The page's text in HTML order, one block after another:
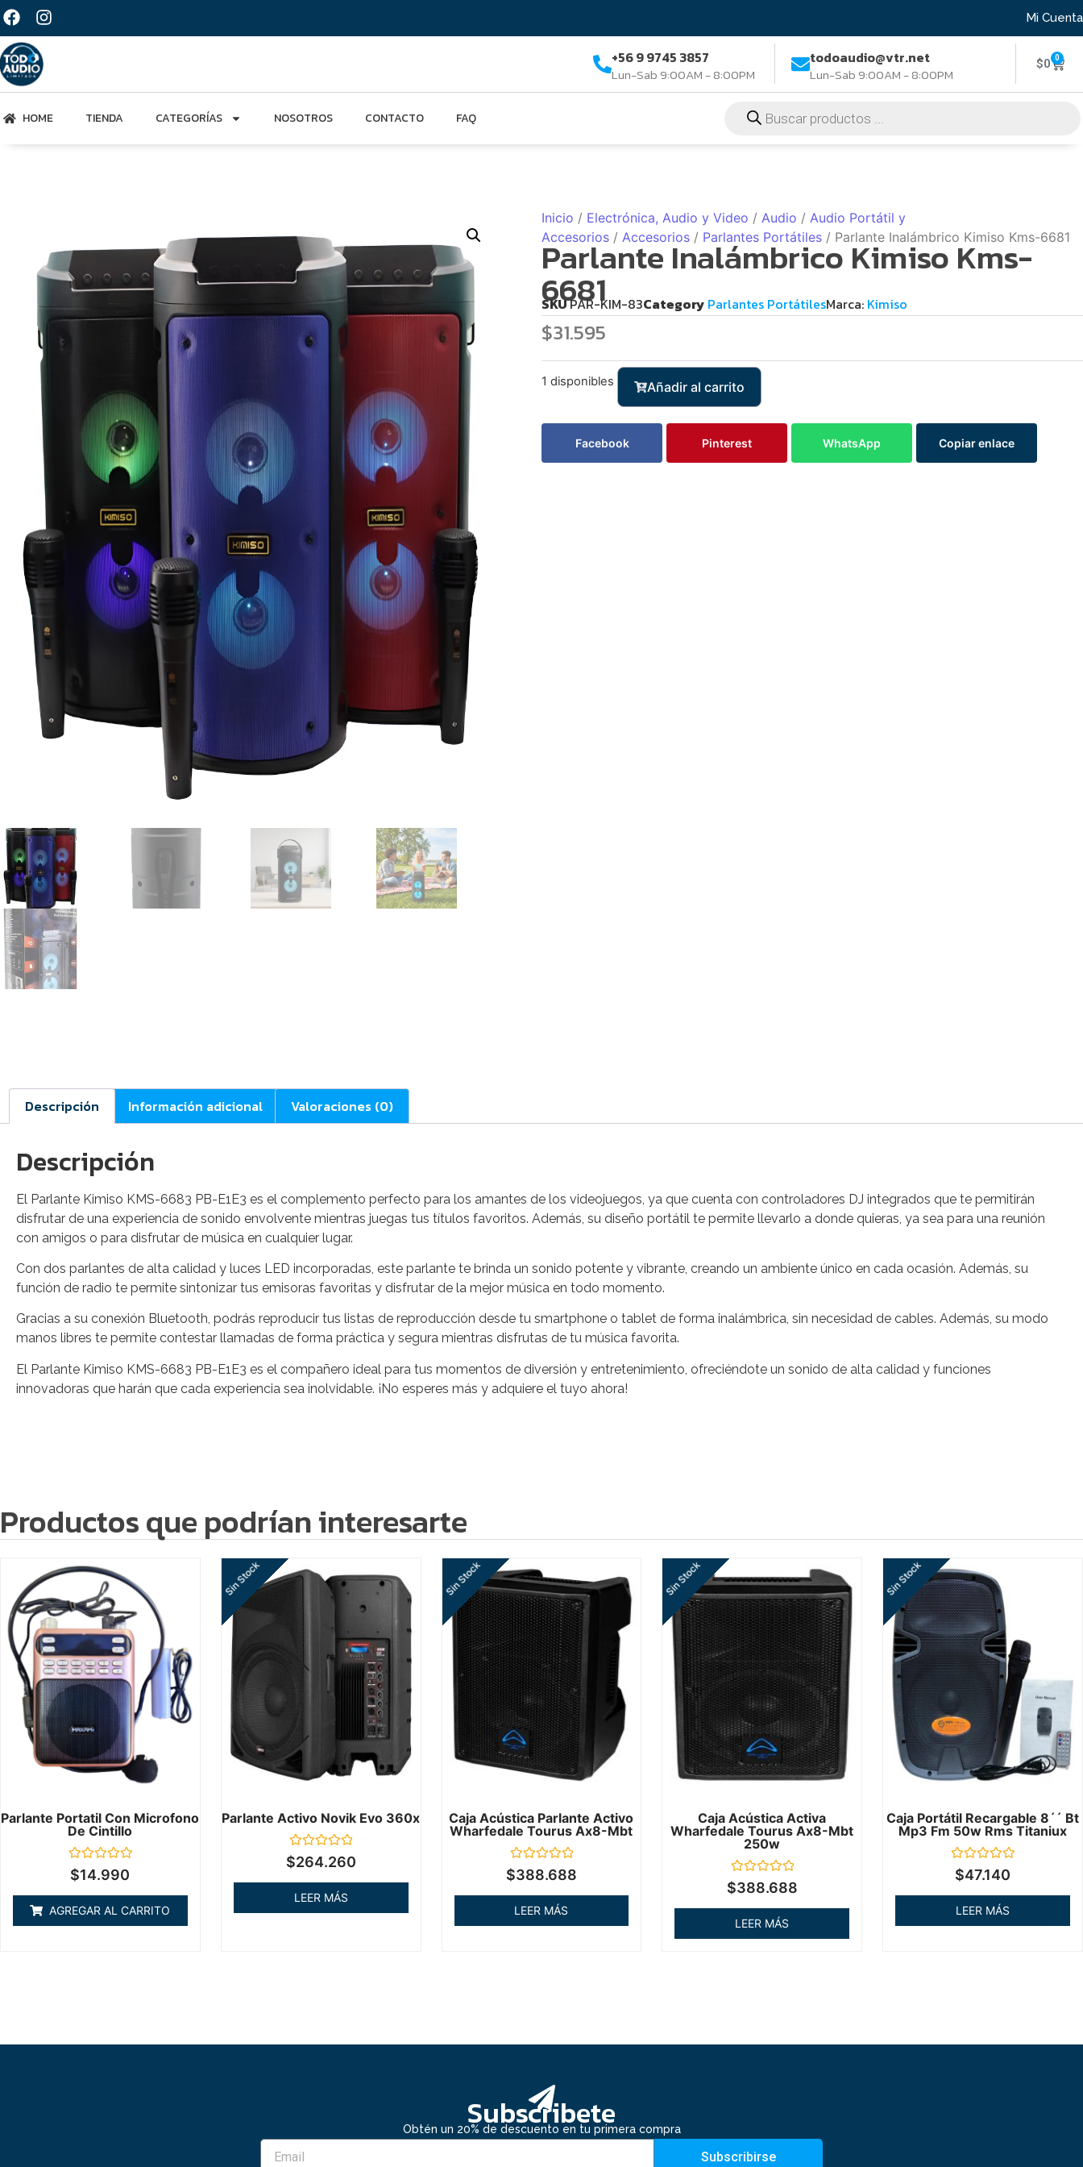
Mi Cuenta
+56 9 9745 3857
Lun-Sab 9:00AM - 8:00PM
todoaudio@vtr.net
Lun-Sab 9:00AM - 8:00PM
$0 0
HOME TIENDA CATEGORÍAS NOSOTROS CONTACTO FAQ
Inicio / Electrónica, Audio y Video / Audio / Audio Portátil y
Accesorios / Accesorios / Parlantes Portátiles / Parlante Inalámbrico Kimiso Kms-6681
Parlante Inalámbrico Kimiso Kms-
6681
SKUPAR-KIM-83Category Parlantes PortátilesMarca: Kimiso
$31.595
1 disponibles Añadir al carrito
Facebook Pinterest WhatsApp Copiar enlace
Descripción Información adicional Valoraciones (0)
Descripción
El Parlante Kimiso KMS-6683 PB-E1E3 es el complemento perfecto para los amantes de los videojuegos, ya que cuenta con controladores DJ integrados que te permitirán
disfrutar de una experiencia de sonido envolvente mientras juegas tus títulos favoritos. Además, su diseño portátil te permite llevarlo a donde quieras, ya sea para una reunión
con amigos o para disfrutar de música en cualquier lugar.
Con dos parlantes de alta calidad y luces LED incorporadas, este parlante te brinda un sonido potente y vibrante, creando un ambiente único en cada ocasión. Además, su
función de radio te permite sintonizar tus emisoras favoritas y disfrutar de la mejor música en todo momento.
Gracias a su conexión Bluetooth, podrás reproducir tus listas de reproducción desde tu smartphone o tablet de forma inalámbrica, sin necesidad de cables. Además, su modo
manos libres te permite contestar llamadas de forma práctica y segura mientras disfrutas de tu música favorita.
El Parlante Kimiso KMS-6683 PB-E1E3 es el compañero ideal para tus momentos de diversión y entretenimiento, ofreciéndote un sonido de alta calidad y funciones
innovadoras que harán que cada experiencia sea inolvidable. ¡No esperes más y adquiere el tuyo ahora!
Productos que podrían interesarte
Parlante Portatil Con Microfono
De Cintillo
Valorado
en
de
5
$14.990
AGREGAR AL CARRITO
Parlante Activo Novik Evo 360x
Valorado
en
de
Sin Stock
$264.260
LEER MÁS
Caja Acústica Parlante Activo
Wharfedale Tourus Ax8-Mbt
Valorado
en
de
5
Sin Stock
$388.688
LEER MÁS
Caja Acústica Activa
Wharfedale Tourus Ax8-Mbt
250w
Valorado
en
de
5
Sin Stock
$388.688
LEER MÁS
Caja Portátil Recargable 8´´ Bt
Mp3 Fm 50w Rms Titaniux
Valorado
en
de
5
Sin Stock
$47.140
LEER MÁS
Subscribete
Obtén un 20% de descuento en tu primera compra
Subscribirse